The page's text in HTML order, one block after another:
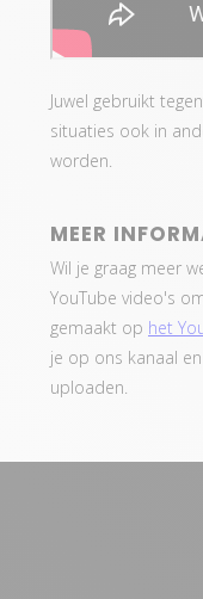
Juwel gebruikt
situaties ook in
worden.
MEER
Wil je graag meer
YouTube video's
gemaakt op het
je op ons kanaal
uploaden.